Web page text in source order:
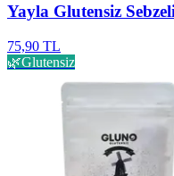
Yayla Glutensiz
75,90 TL
🌿Glutensiz